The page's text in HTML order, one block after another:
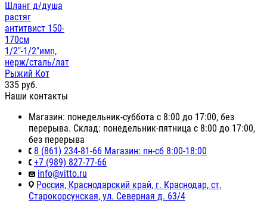
Шланг д/душа
растяг
антитвист 150-
170см
1/2"-1/2"имп,
нерж/сталь/лат
Рыжий Кот
335 руб.
Наши контакты
Магазин: понедельник-суббота с 8:00 до 17:00, без
перерыва. Склад: понедельник-пятница с 8:00 до 17:00,
без перерыва
8 (861) 234-81-66 Магазин: пн-сб 8:00-18:00
+7 (989) 827-77-66
info@vitto.ru
Россия, Краснодарский край, г. Краснодар, ст.
Старокорсунская, ул. Северная д. 63/4